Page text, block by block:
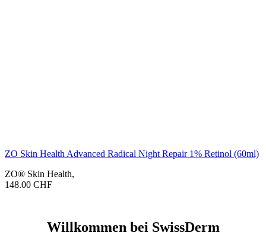
ZO Skin Health Advanced Radical Night Repair 1% Retinol (60ml)
ZO® Skin Health,
148.00 CHF
Willkommen bei SwissDerm